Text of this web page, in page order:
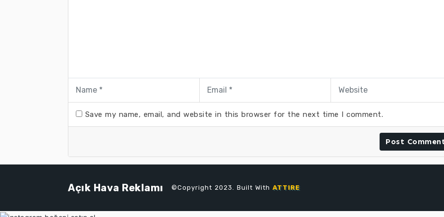
Save my name, email, and website in this browser for the next time I comment.
Açık Hava Reklamı ©Copyright 2023. Built With ATTIRE